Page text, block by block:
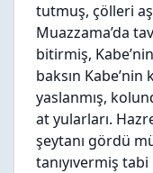
tutmuş, çölleri
Muazzama’da
bitirmiş,
baksın Kabe’nin
yaslanmış,
at yularları.
şeytanı gördü
tanıyıvermiş